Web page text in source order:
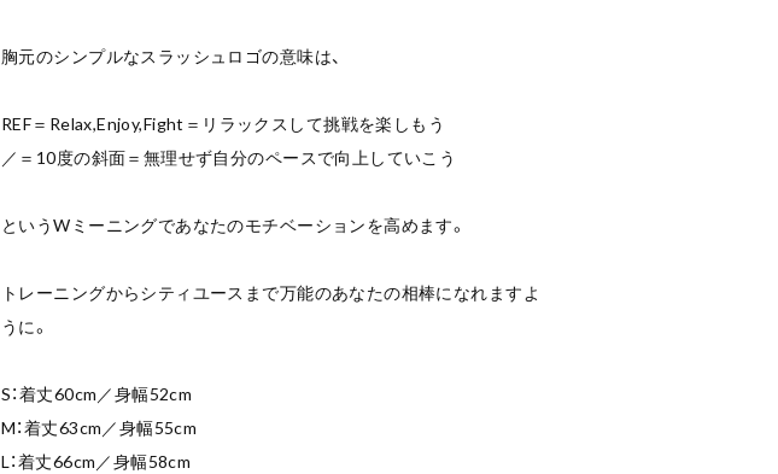
胸元のシンプルなスラッシュロゴの意味は、
REF＝Relax,Enjoy,Fight＝リラックスして挑戦を楽しもう
／＝10度の斜面＝無理せず自分のペースで向上していこう
というWミーニングであなたのモチベーションを高めます。
トレーニングからシティユースまで万能のあなたの相棒になれますよ
うに。
S：着丈60cm／身幅52cm
M：着丈63cm／身幅55cm
L：着丈66cm／身幅58cm